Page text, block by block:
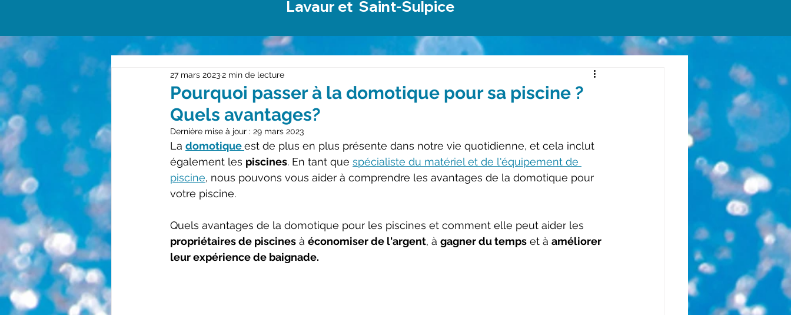
Lavaur et Saint-Sulpice
Pourquoi passer à la domotique pour sa piscine ?
Quels avantages?
27 mars 20232 min de lecture
Dernière mise à jour : 29 mars 2023
La domotique est de plus en plus présente dans notre vie quotidienne, et cela inclut
également les piscines. En tant que spécialiste du matériel et de l'équipement de
piscine, nous pouvons vous aider à comprendre les avantages de la domotique pour
votre piscine.
Quels avantages de la domotique pour les piscines et comment elle peut aider les
propriétaires de piscines à économiser de l'argent, à gagner du temps et à améliorer
leur expérience de baignade.